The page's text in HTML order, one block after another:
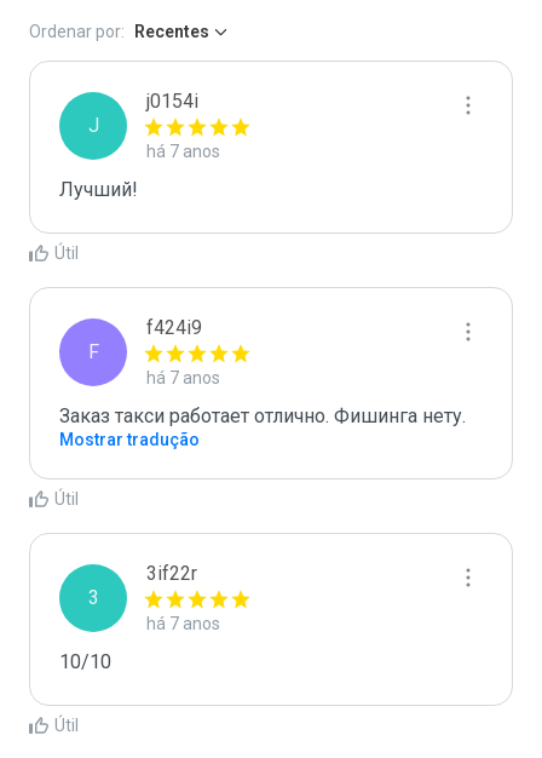
Ordenar por: Recentes
J
j0154i
há 7 anos
Лучший!
Útil
F
f424i9
há 7 anos
Заказ такси работает отлично. Фишинга нету.
Mostrar tradução
Útil
3
3if22r
há 7 anos
10/10
Útil